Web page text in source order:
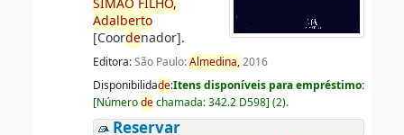
SIMÃO FILHO,
Adalberto
[Coordenador].
Editora:São Paulo:Almedina,2016
Disponibilidade:Itens disponíveis para empréstimo:
[Númerodechamada:342.2 D598] (2).
Reservar